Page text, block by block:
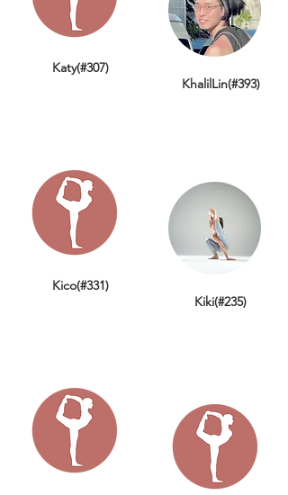
Katy(#307)
Kico(#331)
KhalilLin(#393)
Kiki(#235)